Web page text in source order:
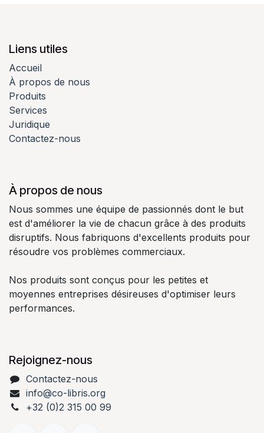
Liens utiles
Accueil
À propos de nous
Produits
Services
Juridique
Contactez-nous
À propos de nous
Nous sommes une équipe de passionnés dont le but
est d'améliorer la vie de chacun grâce à des produits
disruptifs. Nous fabriquons d'excellents produits pour
résoudre vos problèmes commerciaux.
Nos produits sont conçus pour les petites et
moyennes entreprises désireuses d'optimiser leurs
performances.
Rejoignez-nous
Contactez-nous
info@co-libris.org
+32 (0)2 315 00 99